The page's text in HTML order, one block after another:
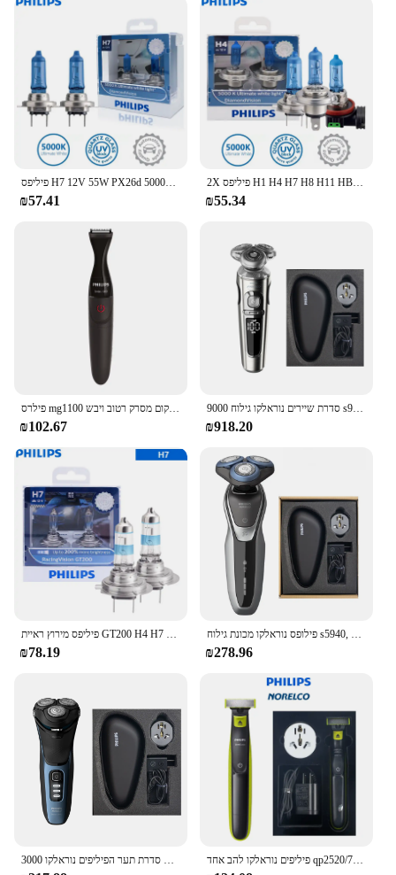
פיליפס H7 12V 55W PX26d 5000K יהלומי חזון הלוגן פנס המכונית אור קר כחול Ultra לבן כללי רכב אור 12972DVS2 2pcs
₪57.41
2X פיליפס H1 H4 H7 H8 H11 HB2 HB3 HB4 9003 9005 9006 12V יהלומי חזון 5000K סופר לבן הלוגן נורות אוטומטי פנס ערפל מנורה
₪55.34
פילרס mg1100 זקן זקן קר מגהצח חשמלי צפי שיער פנים זזים 3-מיקום מסרק רטוב ויבש
₪102.67
סדרת שיירים נוראלקו גילוח 9000 s9820, רטוב ויבש, ללא אריזה מקורית, תשלום מהיר
₪918.20
פיליפס מירוץ ראיית GT200 H4 H7 12V + 200% אור בהיר רכב הלוגן פנס מקורי אוטומטי מנורות גבוהה נמוך קרן ECE, 2pcs
₪78.19
פילופס נוראלקו מכונת גילוח s5940, רטוב ויבש, ללא אריזה מקורית, תשלום מהיר, מערכת להב דיוק
₪278.96
פיליפים נוראלקו להב אחד qp2520/70, אין קופסא מקורית, רטוב/יבש עם 3 קוצים, עד 45 דקות של זמן שימוש